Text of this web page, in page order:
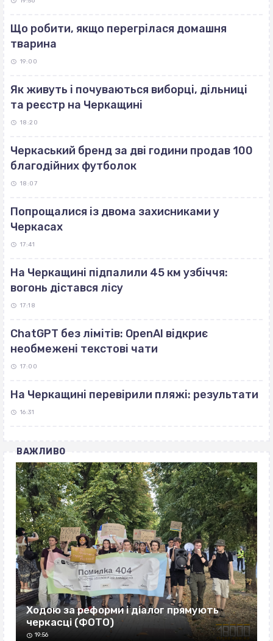
Що робити, якщо перегрілася домашня
тварина
19:00
Як живуть і почуваються виборці, дільниці
та реєстр на Черкащині
18:20
Черкаський бренд за дві години продав 100
благодійних футболок
18:07
Попрощалися із двома захисниками у
Черкасах
17:41
На Черкащині підпалили 45 км узбіччя:
вогонь дістався лісу
17:18
ChatGPT без лімітів: OpenAI відкриє
необмежені текстові чати
17:00
На Черкащині перевірили пляжі: результати
16:31
ВАЖЛИВО
Ходою за реформи і діалог прямують
черкасці (ФОТО)
19:56